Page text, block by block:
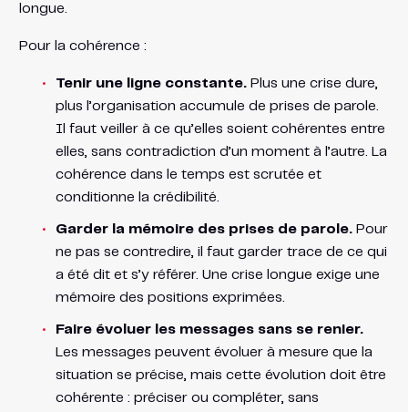
longue.
Pour la cohérence :
Tenir une ligne constante.Plus une crise dure,
plus l’organisation accumule de prises de parole.
Il faut veiller à ce qu’elles soient cohérentes entre
elles, sans contradiction d’un moment à l’autre. La
cohérence dans le temps est scrutée et
conditionne la crédibilité.
Garder la mémoire des prises de parole.Pour
ne pas se contredire, il faut garder trace de ce qui
a été dit et s’y référer. Une crise longue exige une
mémoire des positions exprimées.
Faire évoluer les messages sans se renier.
Les messages peuvent évoluer à mesure que la
situation se précise, mais cette évolution doit être
cohérente : préciser ou compléter, sans